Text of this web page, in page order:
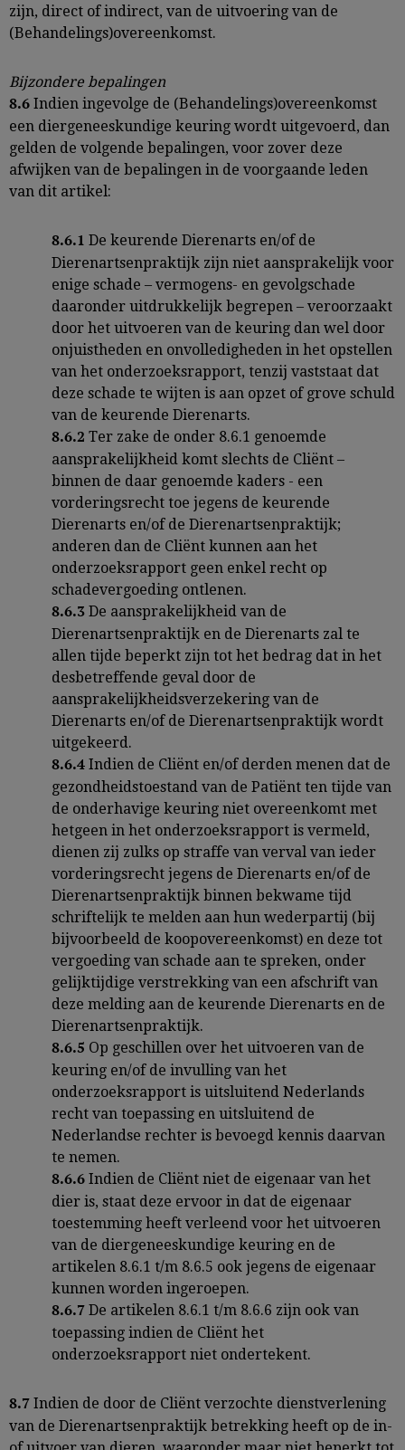
zijn, direct of indirect, van de uitvoering van de
(Behandelings)overeenkomst.
Bijzondere bepalingen
8.6 Indien ingevolge de (Behandelings)overeenkomst
een diergeneeskundige keuring wordt uitgevoerd, dan
gelden de volgende bepalingen, voor zover deze
afwijken van de bepalingen in de voorgaande leden
van dit artikel:
8.6.1De keurende Dierenarts en/of de
Dierenartsenpraktijk zijn niet aansprakelijk voor
enige schade – vermogens- en gevolgschade
daaronder uitdrukkelijk begrepen – veroorzaakt
door het uitvoeren van de keuring dan wel door
onjuistheden en onvolledigheden in het opstellen
van het onderzoeksrapport, tenzij vaststaat dat
deze schade te wijten is aan opzet of grove schuld
van de keurende Dierenarts.
8.6.2 Ter zake de onder 8.6.1 genoemde
aansprakelijkheid komt slechts de Cliënt –
binnen de daar genoemde kaders - een
vorderingsrecht toe jegens de keurende
Dierenarts en/of de Dierenartsenpraktijk;
anderen dan de Cliënt kunnen aan het
onderzoeksrapport geen enkel recht op
schadevergoeding ontlenen.
8.6.3 De aansprakelijkheid van de
Dierenartsenpraktijk en de Dierenarts zal te
allen tijde beperkt zijn tot het bedrag dat in het
desbetreffende geval door de
aansprakelijkheidsverzekering van de
Dierenarts en/of de Dierenartsenpraktijk wordt
uitgekeerd.
8.6.4 Indien de Cliënt en/of derden menen dat de
gezondheidstoestand van de Patiënt ten tijde van
de onderhavige keuring niet overeenkomt met
hetgeen in het onderzoeksrapport is vermeld,
dienen zij zulks op straffe van verval van ieder
vorderingsrecht jegens de Dierenarts en/of de
Dierenartsenpraktijk binnen bekwame tijd
schriftelijk te melden aan hun wederpartij (bij
bijvoorbeeld de koopovereenkomst) en deze tot
vergoeding van schade aan te spreken, onder
gelijktijdige verstrekking van een afschrift van
deze melding aan de keurende Dierenarts en de
Dierenartsenpraktijk.
8.6.5 Op geschillen over het uitvoeren van de
keuring en/of de invulling van het
onderzoeksrapport is uitsluitend Nederlands
recht van toepassing en uitsluitend de
Nederlandse rechter is bevoegd kennis daarvan
te nemen.
8.6.6 Indien de Cliënt niet de eigenaar van het
dier is, staat deze ervoor in dat de eigenaar
toestemming heeft verleend voor het uitvoeren
van de diergeneeskundige keuring en de
artikelen 8.6.1 t/m 8.6.5 ook jegens de eigenaar
kunnen worden ingeroepen.
8.6.7 De artikelen 8.6.1 t/m 8.6.6 zijn ook van
toepassing indien de Cliënt het
onderzoeksrapport niet ondertekent.
8.7 Indien de door de Cliënt verzochte dienstverlening
van de Dierenartsenpraktijk betrekking heeft op de in-